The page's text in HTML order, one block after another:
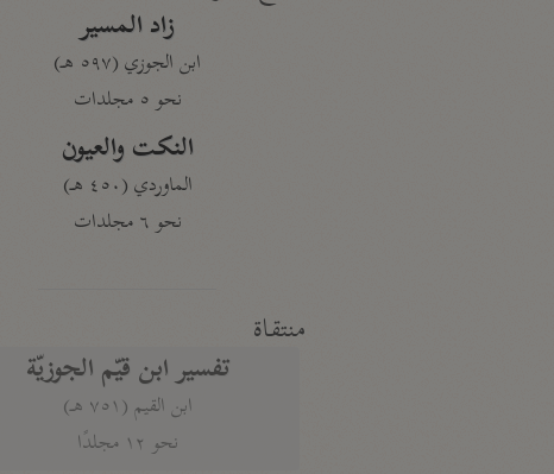
زاد المسير
ابن الجوزي (٥٩٧ هـ)
نحو ٥ مجلدات
النكت والعيون
الماوردي (٤٥٠ هـ)
نحو ٦ مجلدات
منتقاة
تفسير ابن قيّم الجوزيّة
ابن القيم (٧٥١ هـ)
نحو ١٢ مجلدًا